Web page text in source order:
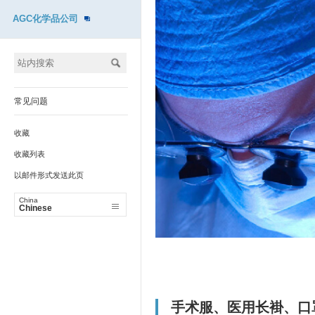
AGC化学品公司
常见问题
收藏
收藏列表
以邮件形式发送此页
China
Chinese
手术服、医用长褂、口